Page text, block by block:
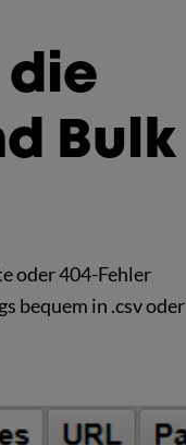
die
Bulk
oder 404-Fehler
bequem in .csv oder